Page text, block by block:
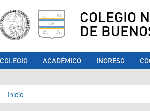
COLEGIO
DE
COLEGIO ACADÉMICO INGRESO
Se encuentra usted
Inicio